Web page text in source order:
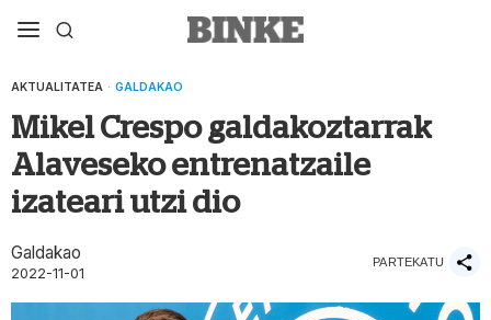
AKTUALITATEA · GALDAKAO
Mikel Crespo galdakoztarrak
Alaveseko entrenatzaile
izateari utzi dio
Galdakao
2022-11-01
PARTEKATU